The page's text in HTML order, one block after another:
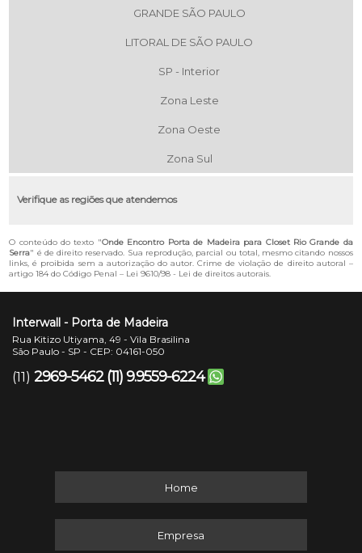
GRANDE SÃO PAULO
LITORAL DE SÃO PAULO
SP - Interior
Zona Leste
Zona Oeste
Zona Sul
Verifique as regiões que atendemos
O conteúdo do texto "Onde Encontro Porta de Madeira para Closet Rio Grande da
Serra" é de direito reservado. Sua reprodução, parcial ou total, mesmo citando nossos
links, é proibida sem a autorização do autor. Crime de violação de direito autoral –
artigo 184 do Código Penal – Lei 9610/98 - Lei de direitos autorais.
Interwall - Porta de Madeira
Rua Kitizo Utiyama, 49 - Vila Brasilina
São Paulo - SP - CEP: 04161-050
(11) 2969-5462 (11) 9.9559-6224
Home
Empresa